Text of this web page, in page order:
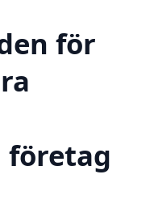
för
företag